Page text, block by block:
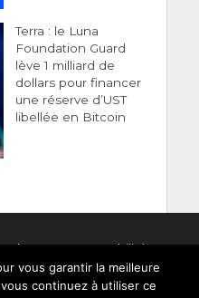
Terra : le Luna
Foundation Guard
lève 1 milliard de
dollars pour financer
une réserve d’UST
libellée en Bitcoin
de non-responsabilité
vous garantir la meilleure
continuez à utiliser ce